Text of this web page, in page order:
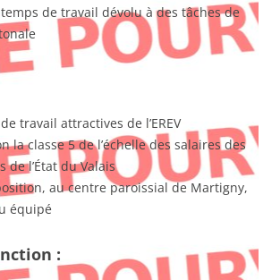
de travail dévolu à des tâches de
travail attractives de l’EREV
la classe 5 de l’échelle des salaires des
de l’État du Valais
au centre paroissial de Martigny,
équipé
: